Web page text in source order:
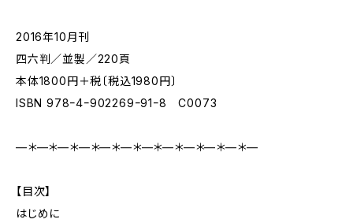
2016年10月刊
四六判／並製／220頁
本体1800円＋税〔税込1980円〕
ISBN 978ｰ4ｰ902269ｰ91ｰ8 C0073
—＊—＊—＊—＊—＊—＊—＊—＊—＊—＊—＊—
【目次】
はじめに